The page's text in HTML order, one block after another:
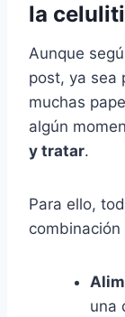
la
Aunque
post, ya sea
muchas
algún
y tratar.
Para ello,
una